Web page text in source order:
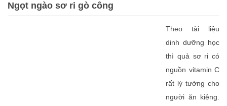
Ngọt ngào sơ ri gò công
Theo tài liệu
dinh dưỡng học
thì quả sơ ri có
nguồn vitamin C
rất lý tưởng cho
người ăn kiêng.